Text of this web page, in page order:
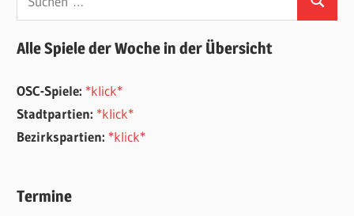
Suchen
Alle Spiele der Woche in der Übersicht
OSC-Spiele: *klick*
Stadtpartien: *klick*
Bezirkspartien: *klick*
Termine